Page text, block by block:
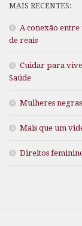
MAIS RECENTES:
A conexão entre
de reais
Cuidar para
Saúde
Mulheres
Mais que um
Direitos